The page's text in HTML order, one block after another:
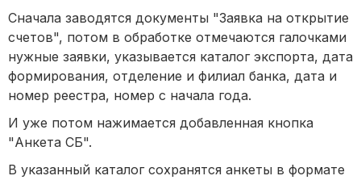
Сначала заводятся документы "Заявка на открытие
счетов", потом в обработке отмечаются галочками
нужные заявки, указывается каталог экспорта, дата
формирования, отделение и филиал банка, дата и
номер реестра, номер с начала года.
И уже потом нажимается добавленная кнопка
"Анкета СБ".
В указанный каталог сохранятся анкеты в формате